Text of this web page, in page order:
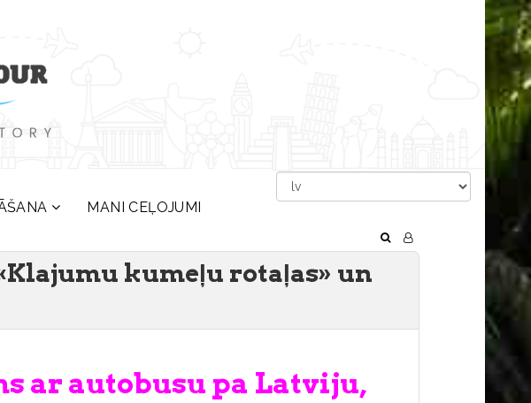
MANI CEĻOJUMI
kumeļu rotaļas» un
ar autobusu pa Latviju,